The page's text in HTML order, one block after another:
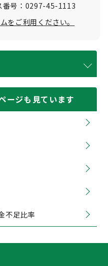
番号：0297-45-1113
をご利用ください。
ージも見ています
不足比率